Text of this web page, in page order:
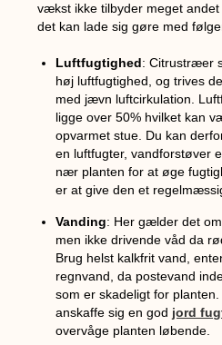
vækst ikke tilbyder meget
det kan lade sig gøre med
Luftfugtighed: Citrustræer
høj luftfugtighed, og trives
med jævn luftcirkulation.
ligge over 50% hvilket kan
opvarmet stue. Du kan
en luftfugter, vandforstøver
nær planten for at øge
er at give den et
Vanding: Her gælder det
men ikke drivende våd da
Brug helst kalkfrit vand,
regnvand, da postevand
som er skadeligt for
anskaffe sig en god jord
overvåge planten løbende.